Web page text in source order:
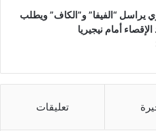
يراسل “الفيفا” و”الكاف” ويطلب
أمام نيجيريا
تعليقات